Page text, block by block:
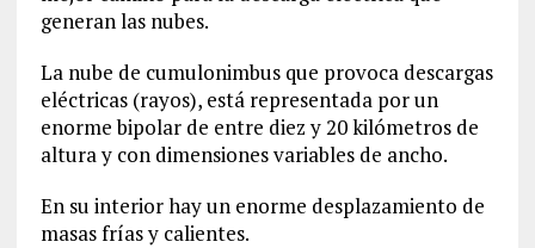
generan las nubes.
La nube de cumulonimbus que provoca descargas
eléctricas (rayos), está representada por un
enorme bipolar de entre diez y 20 kilómetros de
altura y con dimensiones variables de ancho.
En su interior hay un enorme desplazamiento de
masas frías y calientes.